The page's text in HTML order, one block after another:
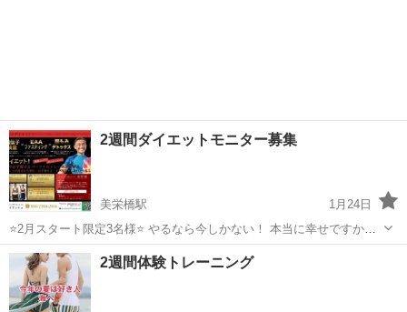
2週間ダイエットモニター募集
美栄橋駅
1月24日
⭐️2月スタート限定3名様⭐️ やるなら今しかない！ 本当に幸せですか？
美しい肉体ですか？ 健康ですか？ スタイリッシュの体験トレーニング
は、幸せになる希望を与えます。 美しく健康的になった自分を、想像
してくだ...
沖縄 那覇市 美栄橋駅 オンライン
2週間体験トレーニング